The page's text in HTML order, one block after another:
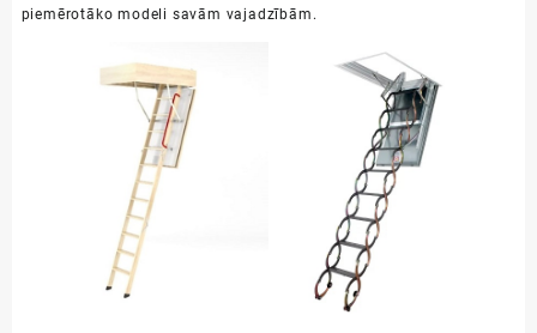
piemērotāko modeli savām vajadzībām.